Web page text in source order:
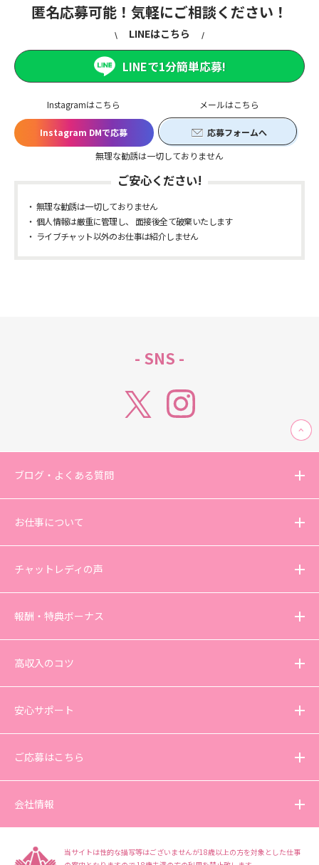
匿名応募可能！気軽にご相談ください！
Instagramはこちら
Instagram DMで応募
メールはこちら
応募フォームへ
無理な勧誘は一切しておりません
LINEはこちら
LINEで1分簡単応募!
ご安心ください!
無理な勧誘は一切しておりません
個人情報は厳重に管理し、 面接後全て破棄いたします
ライブチャット以外のお仕事は紹介しません
- SNS -
ブログ・よくある質問
お仕事について
チャットレディの声
報酬・特典ボーナス
高収入のコツ
安心サポート
ご応募はこちら
会社情報
当サイトは性的な描写等はございませんが18歳以上の方を対象とした仕事